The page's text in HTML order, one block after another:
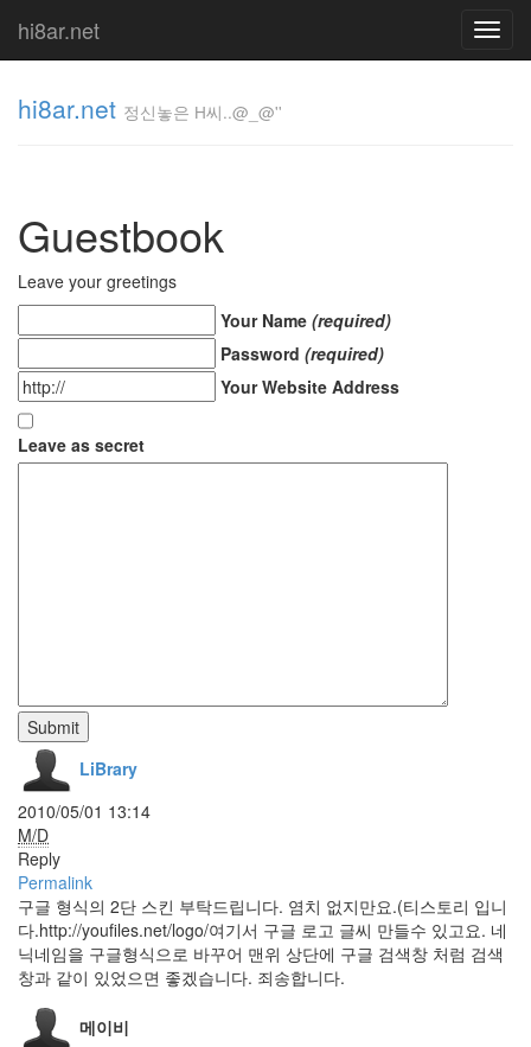
hi8ar.net
hi8ar.net 정신놓은 H씨..@_@''
Guestbook
Leave your greetings
Your Name (required)
Password (required)
Your Website Address
Leave as secret
Submit
LiBrary
2010/05/01 13:14
M/D
Reply
Permalink
구글 형식의 2단 스킨 부탁드립니다. 염치 없지만요.(티스토리 입니
다.http://youfiles.net/logo/여기서 구글 로고 글씨 만들수 있고요. 네
닉네임을 구글형식으로 바꾸어 맨위 상단에 구글 검색창 처럼 검색
창과 같이 있었으면 좋겠습니다. 죄송합니다.
메이비
씨..@_@''
hi8ar
Tag
Christina
Aguilera
철
트
위
IE7.0
me2DAY
Deskshooters
이
컴
퓨
터